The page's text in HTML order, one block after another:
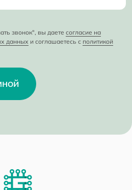
звонок", вы даете согласие на
данных и соглашаетесь с политикой